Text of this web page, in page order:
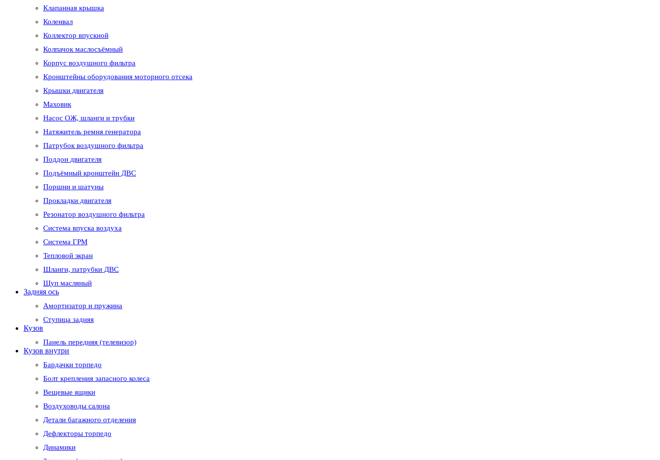
Клапанная крышка
Коленвал
Коллектор впускной
Колпачок маслосъёмный
Корпус воздушного фильтра
Кронштейны оборудования моторного отсека
Крышки двигателя
Маховик
Насос ОЖ, шланги и трубки
Натяжитель ремня генератора
Патрубок воздушного фильтра
Поддон двигателя
Подъёмный кронштейн ДВС
Поршни и шатуны
Прокладки двигателя
Резонатор воздушного фильтра
Система впуска воздуха
Система ГРМ
Тепловой экран
Шланги, патрубки ДВС
Щуп масляный
Задняя ось
Амортизатор и пружина
Ступица задняя
Кузов
Панель передняя (телевизор)
Кузов внутри
Бардачки торпедо
Болт крепления запасного колеса
Вещевые ящики
Воздуховоды салона
Детали багажного отделения
Дефлекторы торпедо
Динамики